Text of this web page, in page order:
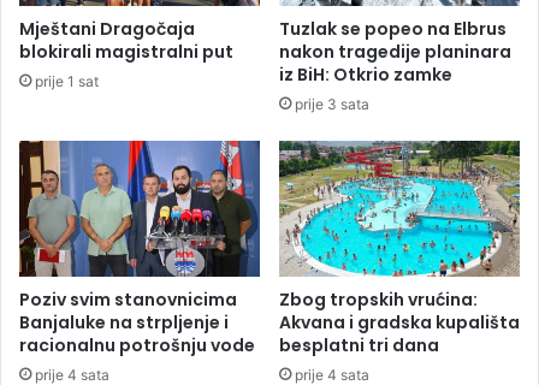
u
c
i
m
a
i
o
b
a
s
t
i
b
o
r
Mještani Dragočaja
blokirali magistralni put
prije 1 sat
Tuzlak se popeo na Elbrus
nakon tragedije planinara
iz BiH: Otkrio zamke
prije 3 sata
Poziv svim stanovnicima
Banjaluke na strpljenje i
racionalnu potrošnju vode
prije 4 sata
Zbog tropskih vrućina:
Akvana i gradska kupališta
besplatni tri dana
prije 4 sata